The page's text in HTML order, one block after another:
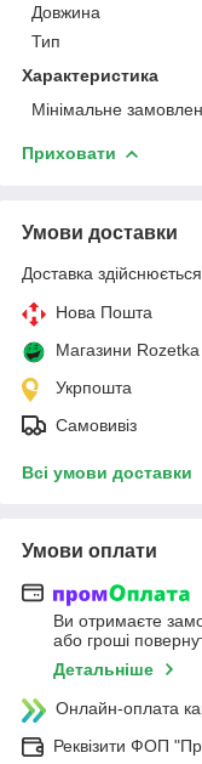
Довжина
Тип
Характеристика
Мінімальне
Приховати
Умови доставки
Доставка
Нова Пошта
Магазини Rozetka
Укрпошта
Самовивіз
Всі умови доставки
Умови оплати
Ви отримаєте
або гроші
Детальніше
Онлайн-оплата
Реквізити ФОП